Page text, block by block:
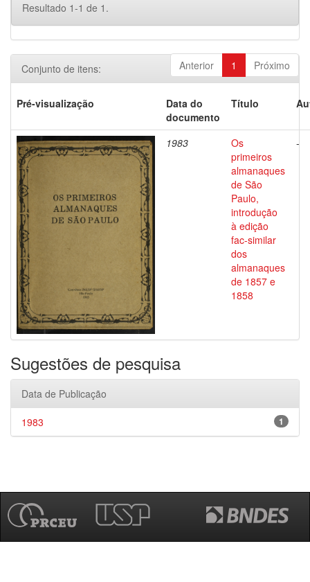
Resultado 1-1 de 1.
Anterior 1 Próximo
Conjunto de itens:
Pré-visualização
Data do
documento
Título
1983
Os
primeiros
almanaques
de São
Paulo,
introdução
à edição
fac-similar
dos
almanaques
de 1857 e
1858
-
Sugestões de pesquisa
Data de Publicação
1
1983